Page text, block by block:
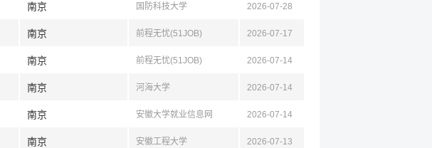
南京 国防科技大学 2026-07-28
南京 前程无忧(51JOB) 2026-07-17
南京 前程无忧(51JOB) 2026-07-14
南京 河海大学 2026-07-14
南京 安徽大学就业信息网 2026-07-14
南京 安徽工程大学 2026-07-13